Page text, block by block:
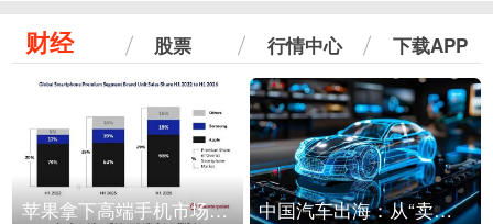
财经 股票 行情中心 下载APP
苹果拿下高端手机市场65%的份额：iPhone 17系列功不可没 中国汽车出海：从“卖出去”到“走进去”